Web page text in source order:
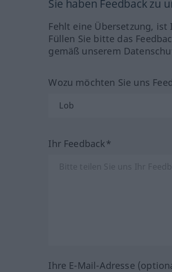
Sie haben Feedback zu
Fehlt eine Übersetzung,
Füllen Sie bitte das
gemäß unserem
Wozu möchten Sie uns
Ihr Feedback*
Ihre E-Mail-Adresse